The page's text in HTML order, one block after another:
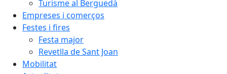
Turisme al Berguedà
Empreses i comerços
Festes i fires
Festa major
Revetlla de Sant Joan
Mobilitat